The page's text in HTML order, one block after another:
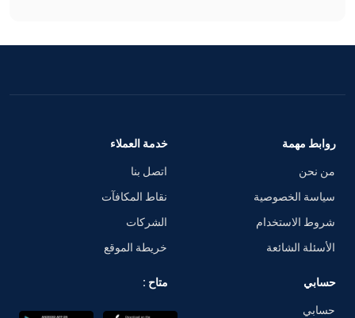
روابط مهمة
من نحن
سياسة الخصوصية
شروط الاستخدام
الأسئلة الشائعة
خدمة العملاء
اتصل بنا
نقاط المكافآت
الشركات
خريطة الموقع
حسابي
حسابي
متاح :